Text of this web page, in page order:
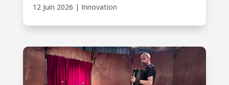
12 Juin 2026 | Innovation